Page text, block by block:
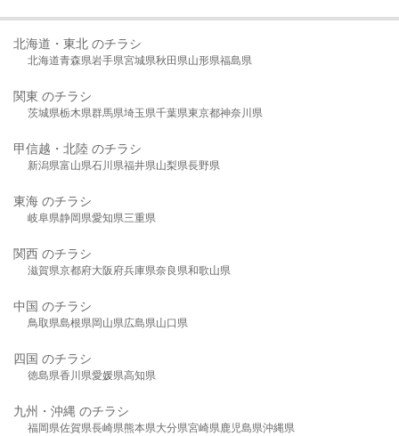
北海道・東北 のチラシ
北海道青森県岩手県宮城県秋田県山形県福島県
関東 のチラシ
茨城県栃木県群馬県埼玉県千葉県東京都神奈川県
甲信越・北陸 のチラシ
新潟県富山県石川県福井県山梨県長野県
東海 のチラシ
岐阜県静岡県愛知県三重県
関西 のチラシ
滋賀県京都府大阪府兵庫県奈良県和歌山県
中国 のチラシ
鳥取県島根県岡山県広島県山口県
四国 のチラシ
徳島県香川県愛媛県高知県
九州・沖縄 のチラシ
福岡県佐賀県長崎県熊本県大分県宮崎県鹿児島県沖縄県